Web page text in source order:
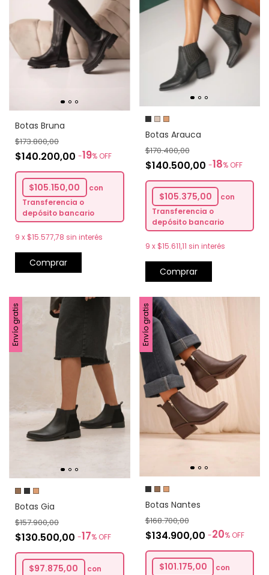
Botas Bruna
$140.200,00 -19% OFF
$173.800,00
$105.150,00
con
Transferencia o
depósito bancario
9 x $15.577,78 sin interés
Comprar
Botas Arauca
$140.500,00 -18% OFF
$170.400,00
$105.375,00
con
Transferencia o
depósito bancario
9 x $15.611,11 sin interés
Comprar
Envío gratis
Botas Gia
$130.500,00 -17% OFF
$157.900,00
$97.875,00
con
Envío gratis
Botas Nantes
$134.900,00 -20% OFF
$168.700,00
$101.175,00
con